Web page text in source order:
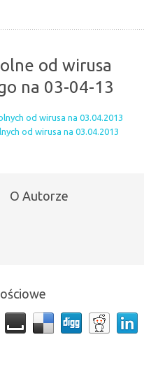
od wirusa
na 03-04-13
od wirusa na 03.04.2013
od wirusa na 03.04.2013
O Autorze